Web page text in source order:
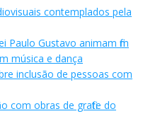
contemplados pela
Paulo Gustavo animam fim
música e dança
inclusão de pessoas com
com obras de grafite do